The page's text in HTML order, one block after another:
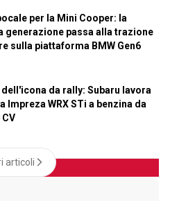
per la Mini Cooper: la
generazione passa alla trazione
sulla piattaforma BMW Gen6
dell'icona da rally: Subaru lavora
Impreza WRX STi a benzina da
articoli